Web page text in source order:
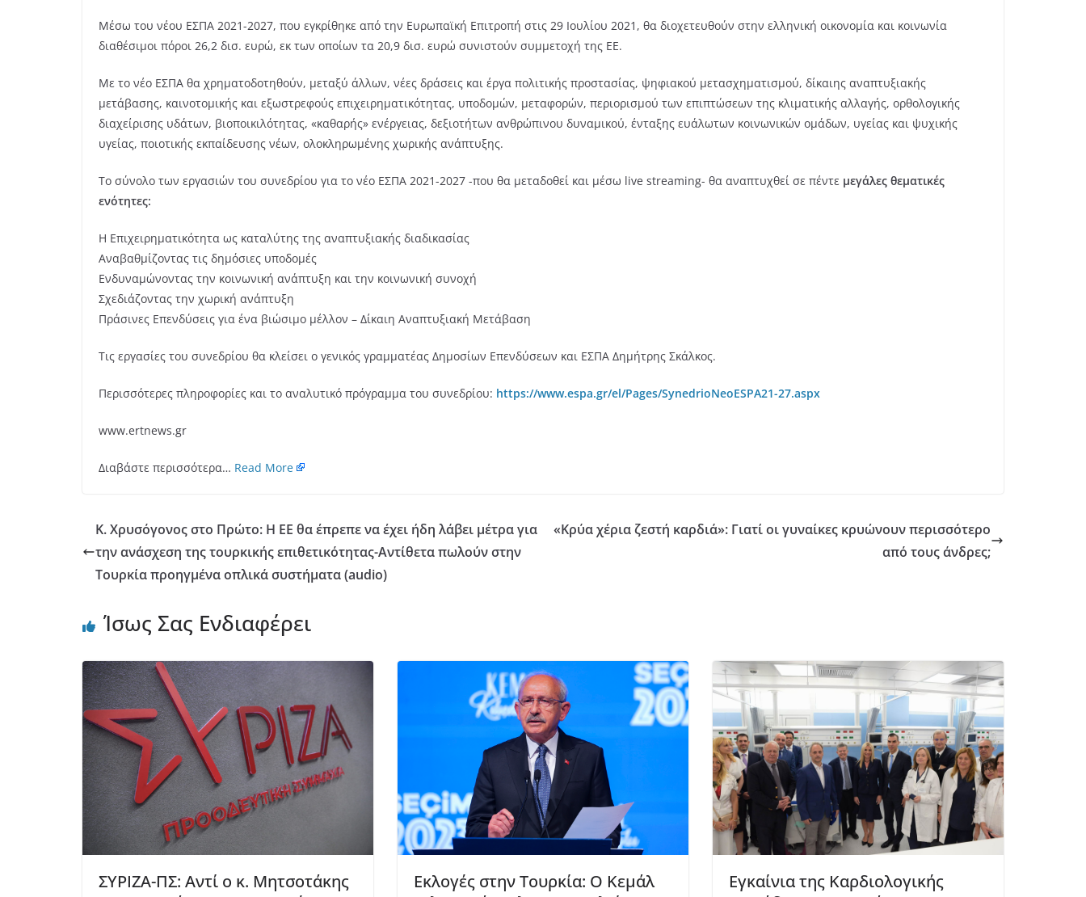
Μέσω του νέου ΕΣΠΑ 2021-2027, που εγκρίθηκε από την Ευρωπαϊκή Επιτροπή στις 29 Ιουλίου 2021, θα διοχετευθούν στην ελληνική οικονομία και κοινωνία
διαθέσιμοι πόροι 26,2 δισ. ευρώ, εκ των οποίων τα 20,9 δισ. ευρώ συνιστούν συμμετοχή της ΕΕ.
Με το νέο ΕΣΠΑ θα χρηματοδοτηθούν, μεταξύ άλλων, νέες δράσεις και έργα πολιτικής προστασίας, ψηφιακού μετασχηματισμού, δίκαιης αναπτυξιακής
μετάβασης, καινοτομικής και εξωστρεφούς επιχειρηματικότητας, υποδομών, μεταφορών, περιορισμού των επιπτώσεων της κλιματικής αλλαγής, ορθολογικής
διαχείρισης υδάτων, βιοποικιλότητας, «καθαρής» ενέργειας, δεξιοτήτων ανθρώπινου δυναμικού, ένταξης ευάλωτων κοινωνικών ομάδων, υγείας και ψυχικής
υγείας, ποιοτικής εκπαίδευσης νέων, ολοκληρωμένης χωρικής ανάπτυξης.
Το σύνολο των εργασιών του συνεδρίου για το νέο ΕΣΠΑ 2021-2027 -που θα μεταδοθεί και μέσω live streaming- θα αναπτυχθεί σε πέντε μεγάλες θεματικές
ενότητες:
Η Επιχειρηματικότητα ως καταλύτης της αναπτυξιακής διαδικασίας
Αναβαθμίζοντας τις δημόσιες υποδομές
Ενδυναμώνοντας την κοινωνική ανάπτυξη και την κοινωνική συνοχή
Σχεδιάζοντας την χωρική ανάπτυξη
Πράσινες Επενδύσεις για ένα βιώσιμο μέλλον – Δίκαιη Αναπτυξιακή Μετάβαση
Τις εργασίες του συνεδρίου θα κλείσει ο γενικός γραμματέας Δημοσίων Επενδύσεων και ΕΣΠΑ Δημήτρης Σκάλκος.
Περισσότερες πληροφορίες και το αναλυτικό πρόγραμμα του συνεδρίου: https://www.espa.gr/el/Pages/SynedrioNeoESPA21-27.aspx
www.ertnews.gr
Διαβάστε περισσότερα… Read More
Κ. Χρυσόγονος στο Πρώτο: Η ΕΕ θα έπρεπε να έχει ήδη λάβει μέτρα για
την ανάσχεση της τουρκικής επιθετικότητας-Αντίθετα πωλούν στην
Τουρκία προηγμένα οπλικά συστήματα (audio)
«Κρύα χέρια ζεστή καρδιά»: Γιατί οι γυναίκες κρυώνουν περισσότερο
από τους άνδρες;
Ίσως Σας Ενδιαφέρει
ΣΥΡΙΖΑ-ΠΣ: Αντί ο κ. Μητσοτάκης
Eκλογές στην Τουρκία: Ο Κεμάλ
Εγκαίνια της Καρδιολογικής